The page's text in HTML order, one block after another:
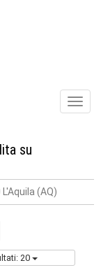
su
(AQ)
20